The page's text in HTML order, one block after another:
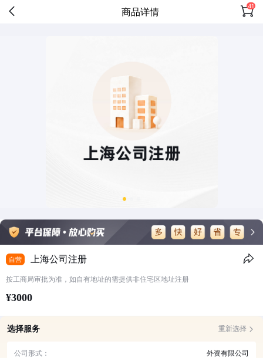
商品详情 41
自营 上海公司注册
按工商局审批为准，如自有地址的需提供非住宅区地址注册
¥3000
选择服务 重新选择
公司形式：
外资有限公司